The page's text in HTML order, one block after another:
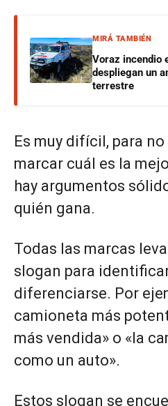
MIRÁ TAMBIÉN
Voraz incendio
despliegan un
terrestre
Es muy difícil, para
marcar cuál es la
hay argumentos
quién gana.
Todas las marcas
slogan para
diferenciarse. Por
camioneta más
más vendida» o «la
como un auto».
Estos slogan se